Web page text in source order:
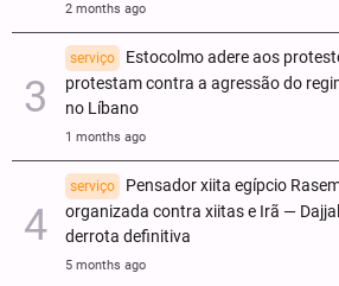
2 months ago
serviço
Estocolmo adere aos
protestam contra a agressão do
no Líbano
1 months ago
serviço
Pensador xiita egípcio
organizada contra xiitas e Irã —
derrota definitiva
5 months ago